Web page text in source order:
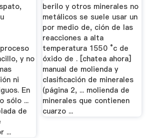
y no
ni
En
sólo ...
de
...
berilo y otros minerales no
metálicos se suele usar un
por medio de, ción de las
reacciones a alta
temperatura 1550 °c de
óxido de . [chatea ahora]
manual de molienda y
clasificación de minerales
(página 2, ... molienda de
minerales que contienen
cuarzo ...